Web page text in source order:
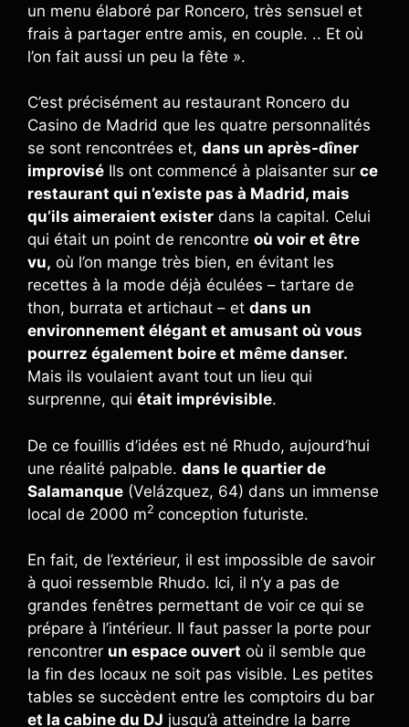
un menu élaboré par Roncero, très sensuel et
frais à partager entre amis, en couple. .. Et où
l’on fait aussi un peu la fête ».
C’est précisément au restaurant Roncero du
Casino de Madrid que les quatre personnalités
se sont rencontrées et, dans un après-dîner
improvisé Ils ont commencé à plaisanter sur ce
restaurant qui n’existe pas à Madrid, mais
qu’ils aimeraient exister dans la capital. Celui
qui était un point de rencontre où voir et être
vu, où l’on mange très bien, en évitant les
recettes à la mode déjà éculées – tartare de
thon, burrata et artichaut – et dans un
environnement élégant et amusant où vous
pourrez également boire et même danser.
Mais ils voulaient avant tout un lieu qui
surprenne, qui était imprévisible.
De ce fouillis d’idées est né Rhudo, aujourd’hui
une réalité palpable. dans le quartier de
Salamanque (Velázquez, 64) dans un immense
local de 2000 m2 conception futuriste.
En fait, de l’extérieur, il est impossible de savoir
à quoi ressemble Rhudo. Ici, il n’y a pas de
grandes fenêtres permettant de voir ce qui se
prépare à l’intérieur. Il faut passer la porte pour
rencontrer un espace ouvert où il semble que
la fin des locaux ne soit pas visible. Les petites
tables se succèdent entre les comptoirs du bar
et la cabine du DJ jusqu’à atteindre la barre